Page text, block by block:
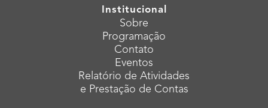
Institucional
Sobre
Programação
Contato
Eventos
Relatório de Atividades
e Prestação de Contas